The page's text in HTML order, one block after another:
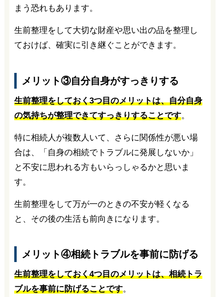
まう恐れもあります。
生前整理をして大切な財産や思い出の品を整理し
ておけば、確実に引き継ぐことができます。
メリット③自分自身がすっきりする
生前整理をしておく3つ目のメリットは、自分自身
の気持ちが整理できてすっきりすることです。
特に相続人が複数人いて、さらに関係性が悪い場
合は、「自身の相続でトラブルに発展しないか」
と不安に思われる方もいらっしゃるかと思いま
す。
生前整理をして万が一のときの不安が軽くなる
と、その後の生活も前向きになります。
メリット④相続トラブルを事前に防げる
生前整理をしておく4つ目のメリットは、相続トラ
ブルを事前に防げることです。